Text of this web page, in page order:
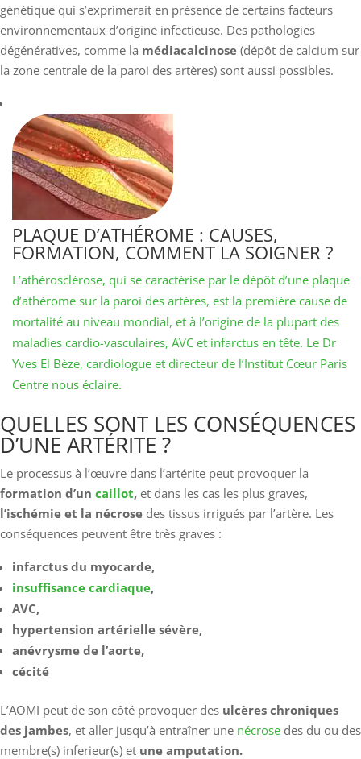
génétique qui s’exprimerait en présence de certains facteurs
environnementaux d’origine infectieuse. Des pathologies
dégénératives, comme la médiacalcinose (dépôt de calcium sur
la zone centrale de la paroi des artères) sont aussi possibles.
PLAQUE D’ATHÉROME : CAUSES,
FORMATION, COMMENT LA SOIGNER ?
L’athérosclérose, qui se caractérise par le dépôt d’une plaque
d’athérome sur la paroi des artères, est la première cause de
mortalité au niveau mondial, et à l’origine de la plupart des
maladies cardio-vasculaires, AVC et infarctus en tête. Le Dr
Yves El Bèze, cardiologue et directeur de l’Institut Cœur Paris
Centre nous éclaire.
QUELLES SONT LES CONSÉQUENCES
D’UNE ARTÉRITE ?
Le processus à l’œuvre dans l’artérite peut provoquer la
formation d’un caillot, et dans les cas les plus graves,
l’ischémie et la nécrose des tissus irrigués par l’artère. Les
conséquences peuvent être très graves :
infarctus du myocarde,
insuffisance cardiaque,
AVC,
hypertension artérielle sévère,
anévrysme de l’aorte,
cécité
L’AOMI peut de son côté provoquer des ulcères chroniques
des jambes, et aller jusqu’à entraîner une nécrose des du ou des
membre(s) inferieur(s) et une amputation.